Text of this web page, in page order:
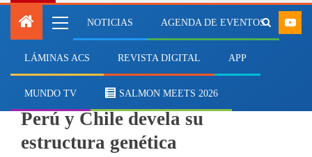
NOTICIAS AGENDA DE EVENTOS
LÁMINAS ACS REVISTA DIGITAL APP
MUNDO TV SALMON MEETS 2026
Inédito estudio de la macha en
Perú y Chile devela su
estructura genética